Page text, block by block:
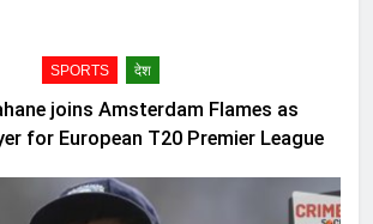
SPORTS देश
joins Amsterdam Flames as
for European T20 Premier League